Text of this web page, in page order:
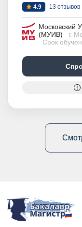
4.9 13 отзывов
Московский
(МУИВ)
г.
Срок